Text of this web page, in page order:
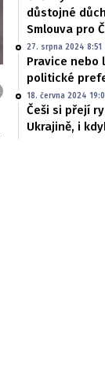
důstojné
Smlouva pro
27. srpna 2024 8:51
Pravice nebo
politické
18. června 2024
Češi si přejí
Ukrajině, i